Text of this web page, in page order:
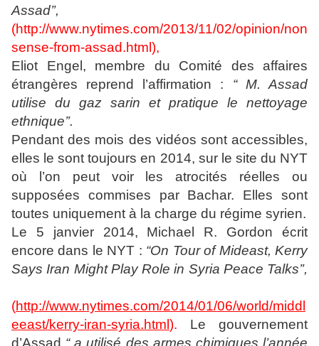
Assad’’,
(http://www.nytimes.com/2013/11/02/opinion/non
sense-from-assad.html ),
Eliot Engel, membre du Comité des affaires
étrangères reprend l’affirmation : “ M. Assad
utilise du gaz sarin et pratique le nettoyage
ethnique’’.
Pendant des mois des vidéos sont accessibles,
elles le sont toujours en 2014, sur le site du NYT
où l’on peut voir les atrocités réelles ou
supposées commises par Bachar. Elles sont
toutes uniquement à la charge du régime syrien.
Le 5 janvier 2014, Michael R. Gordon écrit
encore dans le NYT : “On Tour of Mideast, Kerry
Says Iran Might Play Role in Syria Peace Talks’’,
(http://www.nytimes.com/2014/01/06/world/middl
eeast/kerry-iran-syria.html ). Le gouvernement
d’Assad “ a utilisé des armes chimiques l’année